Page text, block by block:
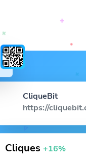
CliqueBit
https://
Cliques +16%